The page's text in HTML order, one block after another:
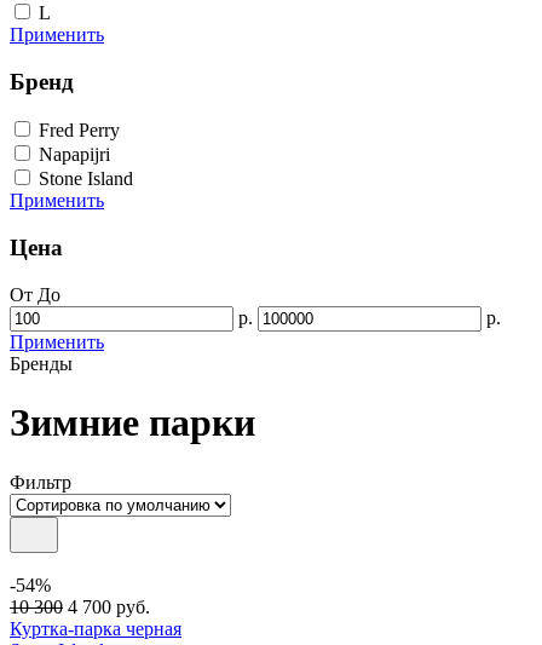
L
Применить
Бренд
Fred Perry
Napapijri
Stone Island
Применить
Цена
От До
р.
р.
Применить
Бренды
Зимние парки
Фильтр
-54%
10 300 4 700 руб.
Куртка-парка черная